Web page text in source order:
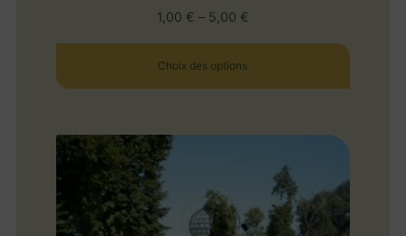
1,00 € – 5,00 €
Choix des options